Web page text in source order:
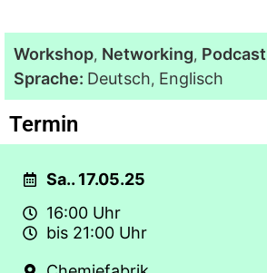
Workshop, Networking, Podcast
Sprache: Deutsch, Englisch
Termin
Sa.. 17.05.25
16:00 Uhr
bis 21:00 Uhr